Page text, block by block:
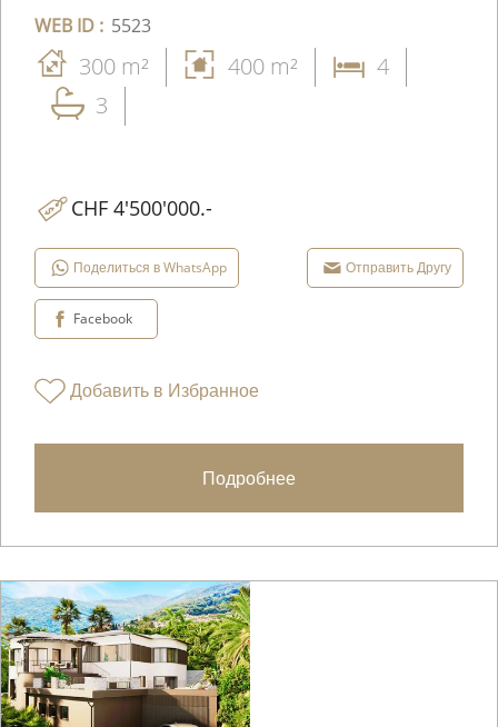
WEB ID : 5523
300 m² 400 m²
4
3
CHF 4'500'000.-
Поделиться в WhatsApp Отправить Другу
Facebook
Добавить в Избранное
Подробнее